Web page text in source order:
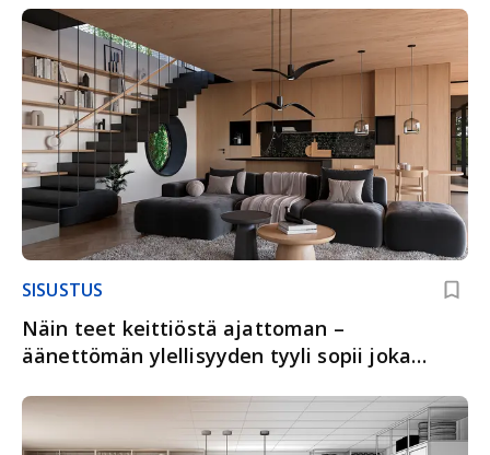
SISUSTUS
Näin teet keittiöstä ajattoman –
äänettömän ylellisyyden tyyli sopii joka